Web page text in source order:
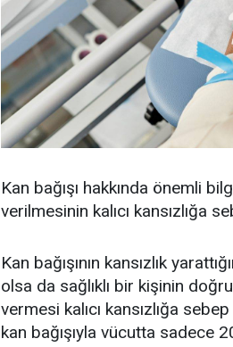
Kan bağışı hakkında önemli
verilmesinin kalıcı kansızlığa
Kan bağışının kansızlık
olsa da sağlıklı bir kişinin
vermesi kalıcı kansızlığa
kan bağışıyla vücutta sadece